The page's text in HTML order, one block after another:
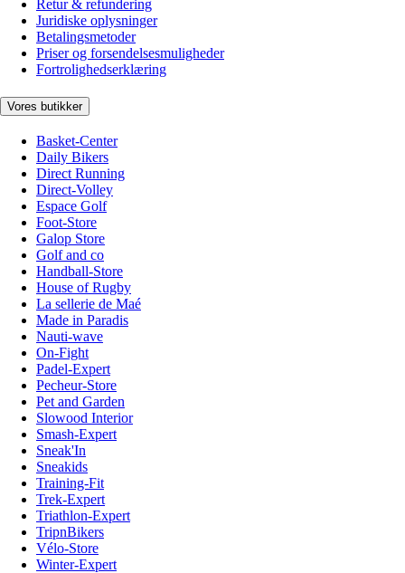
Retur & refundering
Juridiske oplysninger
Betalingsmetoder
Priser og forsendelsesmuligheder
Fortrolighedserklæring
Vores butikker
Basket-Center
Daily Bikers
Direct Running
Direct-Volley
Espace Golf
Foot-Store
Galop Store
Golf and co
Handball-Store
House of Rugby
La sellerie de Maé
Made in Paradis
Nauti-wave
On-Fight
Padel-Expert
Pecheur-Store
Pet and Garden
Slowood Interior
Smash-Expert
Sneak'In
Sneakids
Training-Fit
Trek-Expert
Triathlon-Expert
TripnBikers
Vélo-Store
Winter-Expert